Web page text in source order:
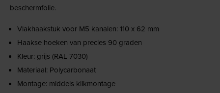
beschermfolie.
Vlakhaakstuk voor M5 kanalen: 110 x 62 mm
Haakse hoeken van precies 90 graden
Kleur: grijs (RAL 7030)
Materiaal: Polycarbonaat
Montage: middels klikmontage